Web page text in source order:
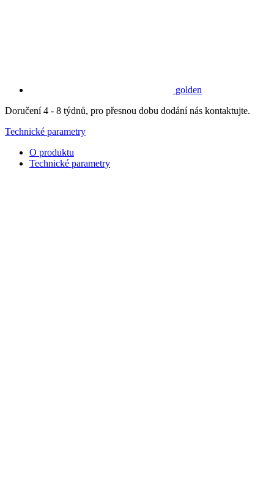
golden
Doručení 4 - 8 týdnů, pro přesnou dobu dodání nás kontaktujte.
Technické parametry
O produktu
Technické parametry